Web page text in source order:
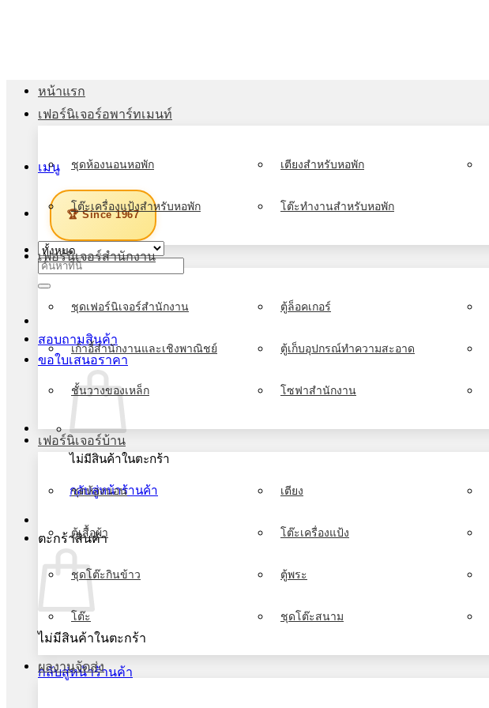
เมนู
🏆 Since 1967
ค้นหา:
สอบถามสินค้า
ขอใบเสนอราคา
ไม่มีสินค้าในตะกร้า
กลับสู่หน้าร้านค้า
ตะกร้าสินค้า
ไม่มีสินค้าในตะกร้า
กลับสู่หน้าร้านค้า
หน้าแรก
เฟอร์นิเจอร์อพาร์ทเมนท์
ชุดห้องนอนหอพัก เตียงสำหรับหอพัก
โต๊ะเครื่องแป้งสำหรับหอพัก โต๊ะทำงานสำหรับหอพัก
เฟอร์นิเจอร์สำนักงาน
ชุดเฟอร์นิเจอร์สำนักงาน ตู้ล็อคเกอร์
เก้าอี้สำนักงานและเชิงพาณิชย์ ตู้เก็บอุปกรณ์ทำความสะอาด
ชั้นวางของเหล็ก โซฟาสำนักงาน
เฟอร์นิเจอร์บ้าน
ชุดห้องนอน เตียง
ตู้เสื้อผ้า โต๊ะเครื่องแป้ง
ชุดโต๊ะกินข้าว ตู้พระ
โต๊ะ ชุดโต๊ะสนาม
ผลงานจัดส่ง